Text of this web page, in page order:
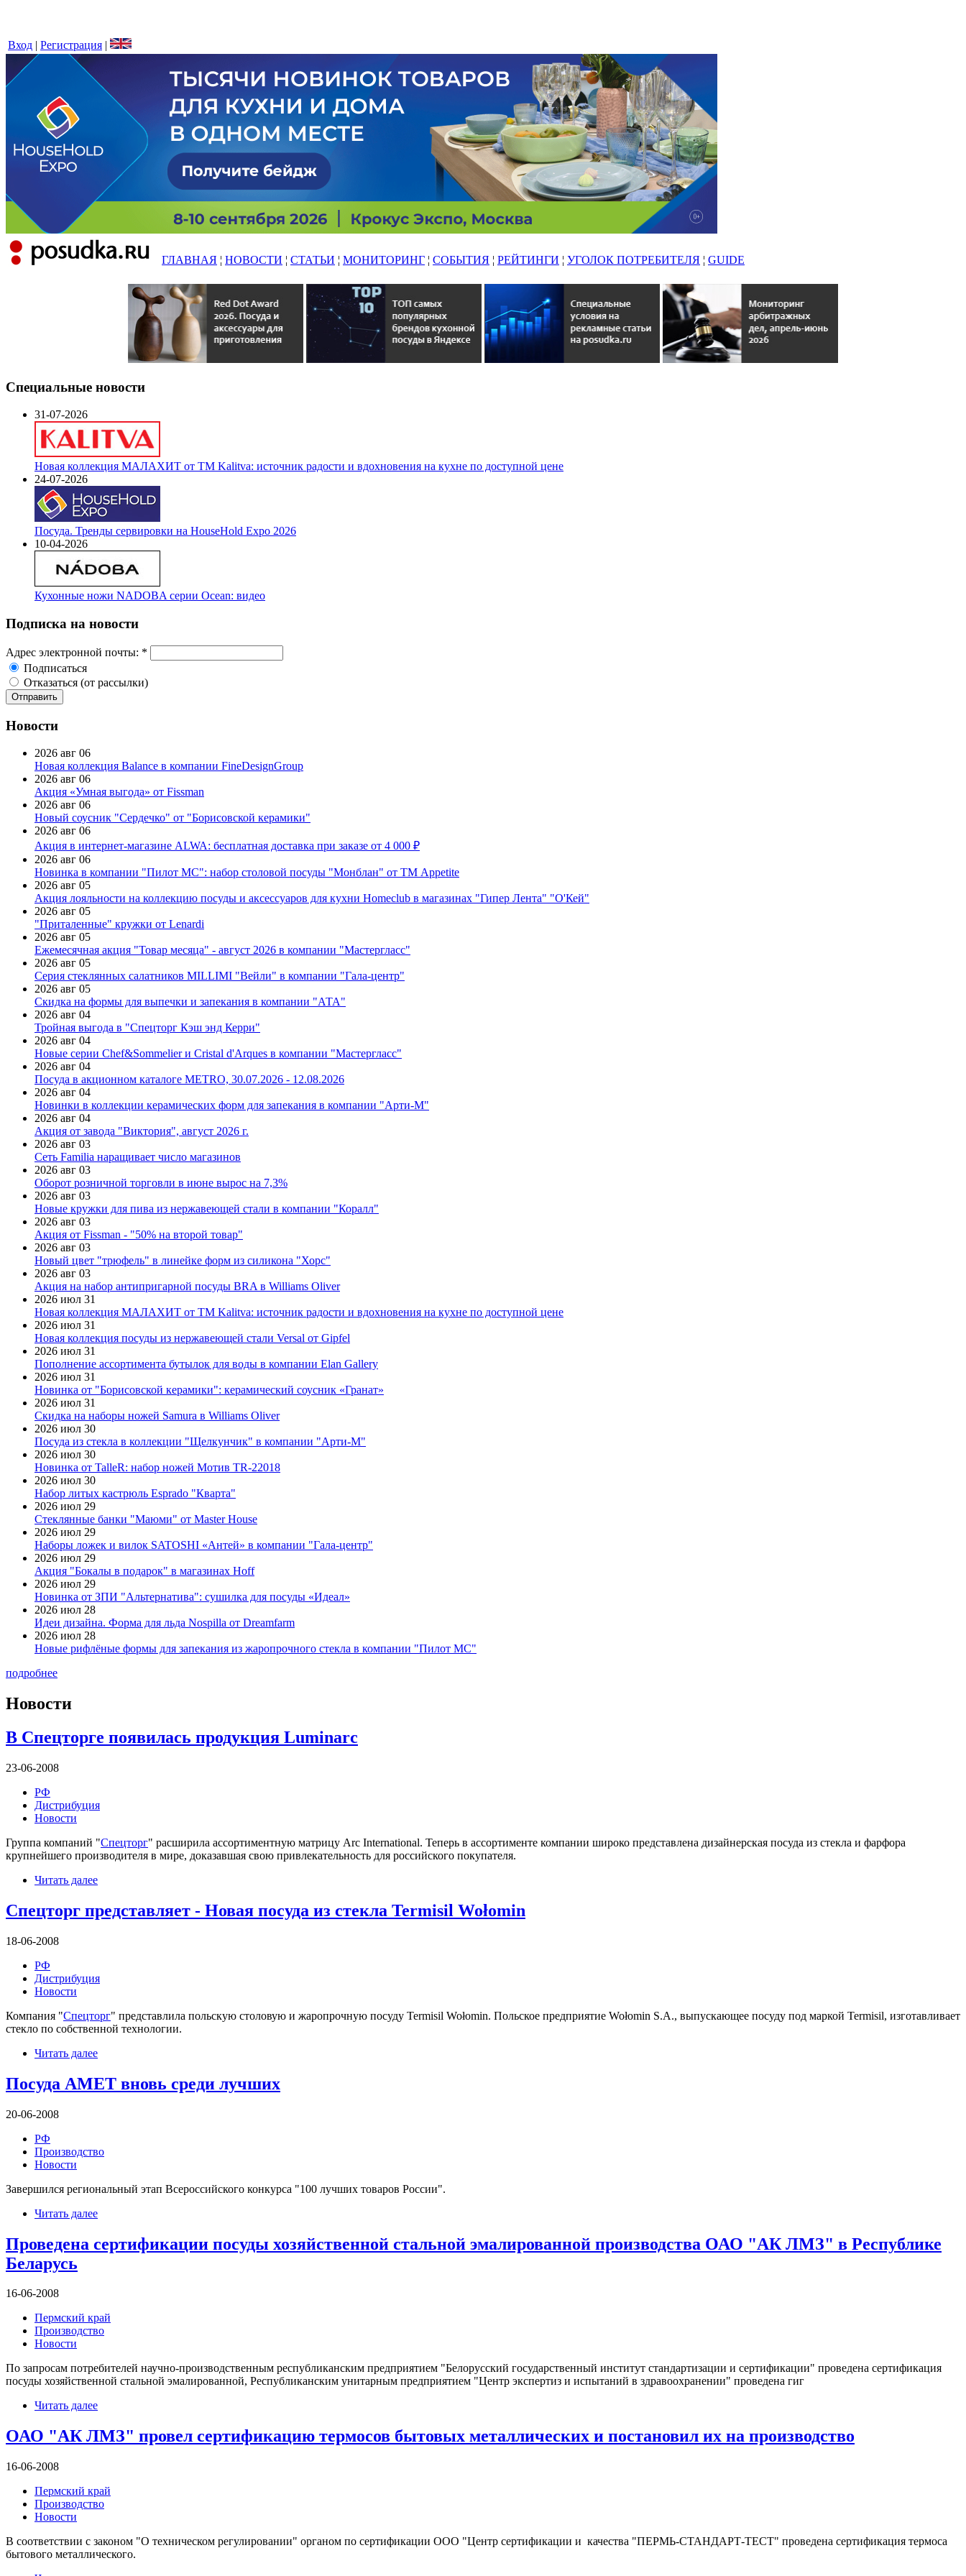
Вход | Регистрация |
ГЛАВНАЯ ¦ НОВОСТИ ¦ СТАТЬИ ¦ МОНИТОРИНГ ¦ СОБЫТИЯ ¦ РЕЙТИНГИ ¦ УГОЛОК ПОТРЕБИТЕЛЯ ¦ GUIDE
Специальные новости
31-07-2026
Новая коллекция МАЛАХИТ от ТМ Kalitva: источник радости и вдохновения на кухне по доступной цене
24-07-2026
Посуда. Тренды сервировки на HouseHold Expo 2026
10-04-2026
Кухонные ножи NADOBA серии Ocean: видео
Подписка на новости
Адрес электронной почты: *
Подписаться
Отказаться (от рассылки)
Новости
2026 авг 06
Новая коллекция Balance в компании FineDesignGroup
2026 авг 06
Акция «Умная выгода» от Fissman
2026 авг 06
Новый соусник "Сердечко" от "Борисовской керамики"
2026 авг 06
Акция в интернет-магазине ALWA: бесплатная доставка при заказе от 4 000 ₽
2026 авг 06
Новинка в компании "Пилот МС": набор столовой посуды "Монблан" от ТМ Appetite
2026 авг 05
Акция лояльности на коллекцию посуды и аксессуаров для кухни Homeclub в магазинах "Гипер Лента" "О'Кей"
2026 авг 05
"Приталенные" кружки от Lenardi
2026 авг 05
Ежемесячная акция "Товар месяца" - август 2026 в компании "Мастергласс"
2026 авг 05
Серия стеклянных салатников MILLIMI "Вейли" в компании "Гала-центр"
2026 авг 05
Скидка на формы для выпечки и запекания в компании "АТА"
2026 авг 04
Тройная выгода в "Спецторг Кэш энд Керри"
2026 авг 04
Новые серии Chef&Sommelier и Cristal d'Arques в компании "Мастергласс"
2026 авг 04
Посуда в акционном каталоге METRO, 30.07.2026 - 12.08.2026
2026 авг 04
Новинки в коллекции керамических форм для запекания в компании "Арти-М"
2026 авг 04
Акция от завода "Виктория", август 2026 г.
2026 авг 03
Сеть Familia наращивает число магазинов
2026 авг 03
Оборот розничной торговли в июне вырос на 7,3%
2026 авг 03
Новые кружки для пива из нержавеющей стали в компании "Коралл"
2026 авг 03
Акция от Fissman - "50% на второй товар"
2026 авг 03
Новый цвет "трюфель" в линейке форм из силикона "Хорс"
2026 авг 03
Акция на набор антипригарной посуды BRA в Williams Oliver
2026 июл 31
Новая коллекция МАЛАХИТ от ТМ Kalitva: источник радости и вдохновения на кухне по доступной цене
2026 июл 31
Новая коллекция посуды из нержавеющей стали Versal от Gipfel
2026 июл 31
Пополнение ассортимента бутылок для воды в компании Elan Gallery
2026 июл 31
Новинка от "Борисовской керамики": керамический соусник «Гранат»
2026 июл 31
Скидка на наборы ножей Samura в Williams Oliver
2026 июл 30
Посуда из стекла в коллекции "Щелкунчик" в компании "Арти-М"
2026 июл 30
Новинка от TalleR: набор ножей Мотив TR-22018
2026 июл 30
Набор литых кастрюль Esprado "Кварта"
2026 июл 29
Стеклянные банки "Маюми" от Master House
2026 июл 29
Наборы ложек и вилок SATOSHI «Антей» в компании "Гала-центр"
2026 июл 29
Акция "Бокалы в подарок" в магазинах Hoff
2026 июл 29
Новинка от ЗПИ "Альтернатива": сушилка для посуды «Идеал»
2026 июл 28
Идеи дизайна. Форма для льда Nospilla от Dreamfarm
2026 июл 28
Новые рифлёные формы для запекания из жаропрочного стекла в компании "Пилот МС"
подробнее
Новости
В Спецторге появилась продукция Luminarc
23-06-2008
РФ
Дистрибуция
Новости
Группа компаний "Спецторг" расширила ассортиментную матрицу Arc International. Теперь в ассортименте компании широко представлена дизайнерская посуда из стекла и фарфора
крупнейшего производителя в мире, доказавшая свою привлекательность для российского покупателя.
Читать далее
Спецторг представляет - Новая посуда из стекла Termisil Wołomin
18-06-2008
РФ
Дистрибуция
Новости
Компания "Спецторг" представлила польскую столовую и жаропрочную посуду Termisil Wołomin. Польское предприятие Wołomin S.A., выпускающее посуду под маркой Termisil, изготавливает
стекло по собственной технологии.
Читать далее
Посуда АМЕТ вновь среди лучших
20-06-2008
РФ
Производство
Новости
Завершился региональный этап Всероссийского конкурса "100 лучших товаров России".
Читать далее
Проведена сертификации посуды хозяйственной стальной эмалированной производства ОАО "АК ЛМЗ" в Республике
Беларусь
16-06-2008
Пермский край
Производство
Новости
По запросам потребителей научно-производственным республиканским предприятием "Белорусский государственный институт стандартизации и сертификации" проведена сертификация
посуды хозяйственной стальной эмалированной, Республиканским унитарным предприятием "Центр экспертиз и испытаний в здравоохранении" проведена гиг
Читать далее
ОАО "АК ЛМЗ" провел сертификацию термосов бытовых металлических и постановил их на производство
16-06-2008
Пермский край
Производство
Новости
В соответствии с законом "О техническом регулировании" органом по сертификации ООО "Центр сертификации и качества "ПЕРМЬ-СТАНДАРТ-ТЕСТ" проведена сертификация термоса
бытового металлического.